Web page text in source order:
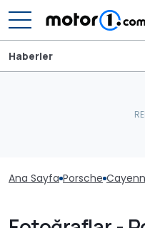
Haberler
Ana Sayfa Porsche